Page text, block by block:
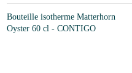
Bouteille isotherme Matterhorn
Oyster 60 cl - CONTIGO